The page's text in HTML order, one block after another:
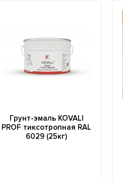
Грунт-эмаль KOVALI
PROF тиксотропная RAL
6029 (25кг)